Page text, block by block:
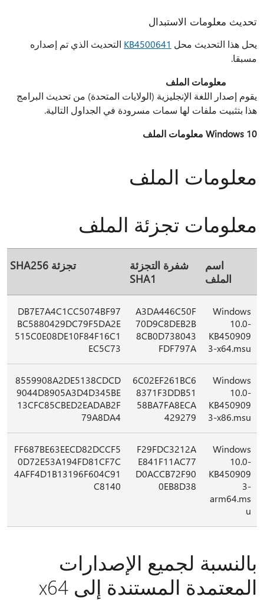
تحديث معلومات الاستبدال
يحل هذا التحديث محل KB4500641 التحديث الذي تم إصداره
مسبقا.
معلومات الملف
يقوم إصدار اللغة الإنجليزية (الولايات المتحدة) من تحديث البرامج
هذا بتثبيت ملفات لها سمات مسرودة في الجداول التالية.
Windows 10 معلومات الملف
معلومات الملف
معلومات تجزئة الملف
اسم
الملف
شفرة التجزئة
SHA1
تجزئة SHA256
Windows
10.0-
KB450909
3-x64.msu
A3DA446C50F
70D9C8DEB2B
8CB0D738043
FDF797A
DB7E7A4C1CC5074BF97
BC5880429DC79F5DA2E
515C0E08DE10F84F16C1
EC5C73
Windows
10.0-
KB450909
3-x86.msu
6C02EF261BC6
8371F3DDB51
58BA7FA8ECA
429279
8559908A2DE5138CDCD
9044D8905A3D4D345BE
13CFC85CBED2EADAB2F
79A8DA4
Windows
10.0-
KB450909
3-
arm64.ms
u
F29FDC3212A
E841F11AC77
D0ACCB72F90
0EB8D38
FF687BE63EECD82DCCF5
0D72E53A194FD81CF7C
4AFF4D1B13196F604C91
C8140
بالنسبة لجميع الإصدارات
المعتمدة المستندة إلى x64